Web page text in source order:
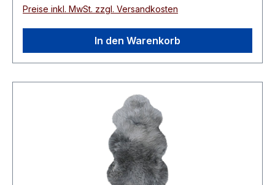
Preise inkl. MwSt. zzgl. Versandkosten
In den Warenkorb